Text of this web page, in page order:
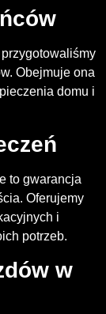
Obejmuje ona
domu i
to gwarancja
Oferujemy
i
potrzeb.
w